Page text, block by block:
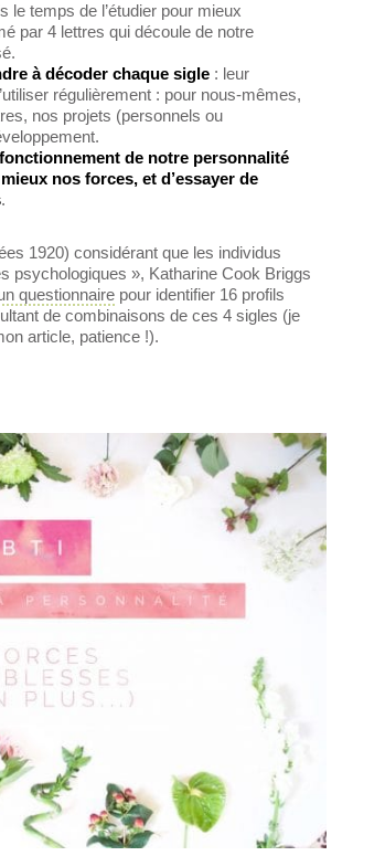
le temps de l’étudier pour mieux
par 4 lettres qui découle de notre
à décoder chaque sigle : leur
régulièrement : pour nous-mêmes,
nos projets (personnels ou
de notre personnalité
nos forces, et d’essayer de
.
1920) considérant que les individus
psychologiques », Katharine Cook Briggs
questionnaire pour identifier 16 profils
de combinaisons de ces 4 sigles (je
article, patience !).
Acheter Lire l'article